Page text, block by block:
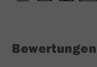
Bewertungen